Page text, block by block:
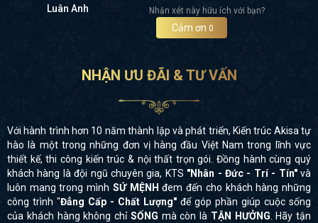
Luân Anh Nhận xét này hữu ích với bạn?
Cảm ơn 0
NHẬN ƯU ĐÃI & TƯ VẤN
Với hành trình hơn 10 năm thành lập và phát triển, Kiến trúc Akisa tự
hào là một trong những đơn vị hàng đầu Việt Nam trong lĩnh vực
thiết kế, thi công kiến trúc & nội thất trọn gói. Đồng hành cùng quý
khách hàng là đội ngũ chuyên gia, KTS "Nhân - Đức - Trí - Tín"và
luôn mang trong mình SỨ MỆNH đem đến cho khách hàng những
công trình "Đẳng Cấp - Chất Lượng" để góp phần giúp cuộc sống
của khách hàng không chỉ SỐNG mà còn là TẬN HƯỞNG . Hãy tận